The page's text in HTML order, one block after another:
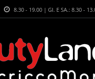
8.30 - 19.00 | GI. E SA.: 8.30 -